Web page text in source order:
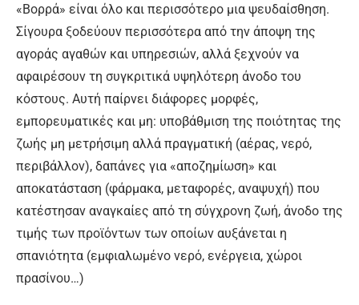
«Βορρά» είναι όλο και περισσότερο μια ψευδαίσθηση.
Σίγουρα ξοδεύουν περισσότερα από την άποψη της
αγοράς αγαθών και υπηρεσιών, αλλά ξεχνούν να
αφαιρέσουν τη συγκριτικά υψηλότερη άνοδο του
κόστους. Αυτή παίρνει διάφορες μορφές,
εμπορευματικές και μη: υποβάθμιση της ποιότητας της
ζωής μη μετρήσιμη αλλά πραγματική (αέρας, νερό,
περιβάλλον), δαπάνες για «αποζημίωση» και
αποκατάσταση (φάρμακα, μεταφορές, αναψυχή) που
κατέστησαν αναγκαίες από τη σύγχρονη ζωή, άνοδο της
τιμής των προϊόντων των οποίων αυξάνεται η
σπανιότητα (εμφιαλωμένο νερό, ενέργεια, χώροι
πρασίνου…)